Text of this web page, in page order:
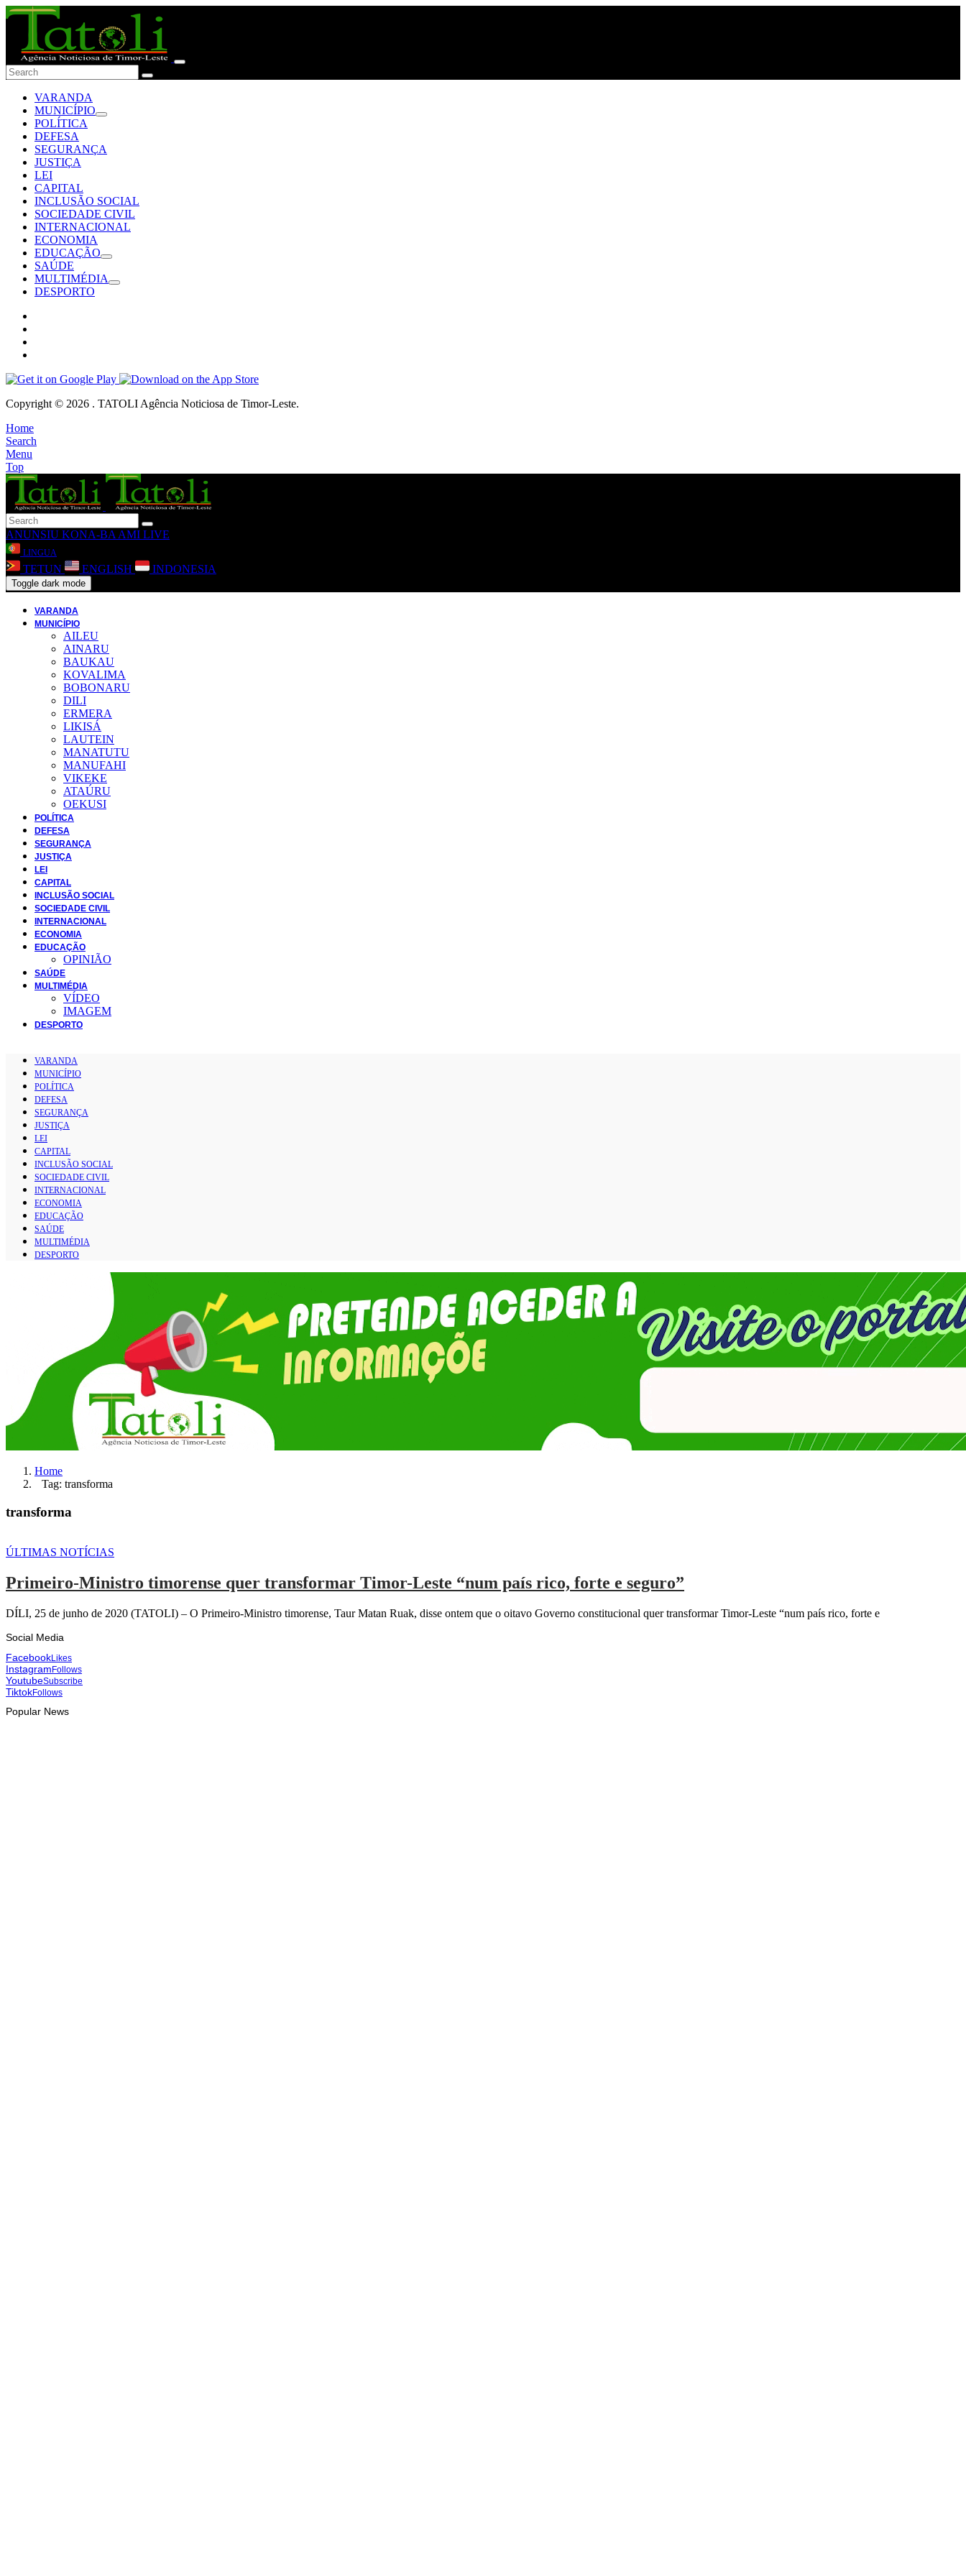
VARANDA
MUNICÍPIO
POLÍTICA
DEFESA
SEGURANÇA
JUSTIÇA
LEI
CAPITAL
INCLUSÃO SOCIAL
SOCIEDADE CIVIL
INTERNACIONAL
ECONOMIA
EDUCAÇÃO
SAÚDE
MULTIMÉDIA
DESPORTO
Copyright © 2026 . TATOLI Agência Noticiosa de Timor-Leste.
Home
Search
Menu
Top
ANUNSIU KONA-BA AMI LIVE
LINGUA
TETUN ENGLISH INDONESIA
Toggle dark mode
VARANDA
MUNICÍPIO
AILEU
AINARU
BAUKAU
KOVALIMA
BOBONARU
DILI
ERMERA
LIKISÁ
LAUTEIN
MANATUTU
MANUFAHI
VIKEKE
ATAÚRU
OEKUSI
POLÍTICA
DEFESA
SEGURANÇA
JUSTIÇA
LEI
CAPITAL
INCLUSÃO SOCIAL
SOCIEDADE CIVIL
INTERNACIONAL
ECONOMIA
EDUCAÇÃO
OPINIÃO
SAÚDE
MULTIMÉDIA
VÍDEO
IMAGEM
DESPORTO
VARANDA
MUNICÍPIO
POLÍTICA
DEFESA
SEGURANÇA
JUSTIÇA
LEI
CAPITAL
INCLUSÃO SOCIAL
SOCIEDADE CIVIL
INTERNACIONAL
ECONOMIA
EDUCAÇÃO
SAÚDE
MULTIMÉDIA
DESPORTO
Home
Tag: transforma
transforma
ÚLTIMAS NOTÍCIAS
Primeiro-Ministro timorense quer transformar Timor-Leste “num país rico, forte e seguro”
DÍLI, 25 de junho de 2020 (TATOLI) – O Primeiro-Ministro timorense, Taur Matan Ruak, disse ontem que o oitavo Governo constitucional quer transformar Timor-Leste “num país rico, forte e
Social Media
FacebookLikes
InstagramFollows
YoutubeSubscribe
TiktokFollows
Popular News